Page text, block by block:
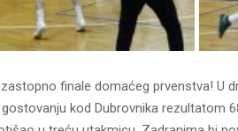
finale domaćeg prvenstva! U
kod Dubrovnika rezultatom